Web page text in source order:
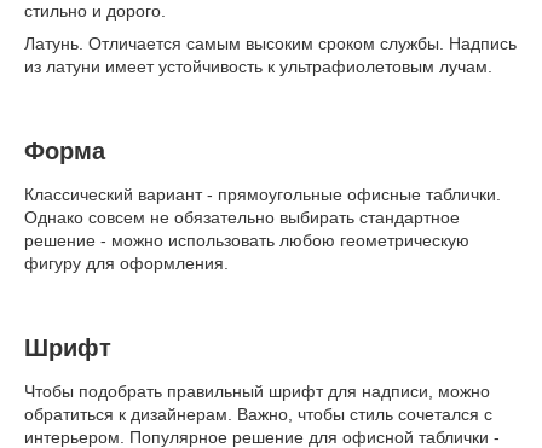
стильно и дорого.
Латунь. Отличается самым высоким сроком службы. Надпись
из латуни имеет устойчивость к ультрафиолетовым лучам.
Форма
Классический вариант - прямоугольные офисные таблички.
Однако совсем не обязательно выбирать стандартное
решение - можно использовать любою геометрическую
фигуру для оформления.
Шрифт
Чтобы подобрать правильный шрифт для надписи, можно
обратиться к дизайнерам. Важно, чтобы стиль сочетался с
интерьером. Популярное решение для офисной таблички -